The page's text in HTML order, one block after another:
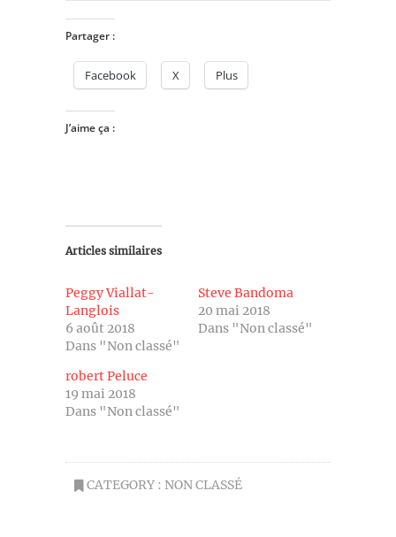
Partager :
Facebook X Plus
J’aime ça :
Articles similaires
Peggy Viallat-
Langlois
6 août 2018
Dans "Non classé"
Steve Bandoma
20 mai 2018
Dans "Non classé"
robert Peluce
19 mai 2018
Dans "Non classé"
CATEGORY : NON CLASSÉ